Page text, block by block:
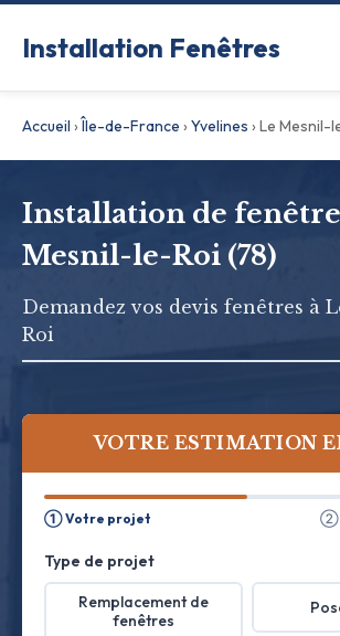
Installation Fenêtres
Accueil ›Île-de-France ›Yvelines ›Le Mesnil-
Installation de
Mesnil-le-Roi (78)
Demandez vos devis fenêtres à
Roi
VOTRE ESTIMATION
① Votre projet ②
Type de projet
Remplacement de
fenêtres